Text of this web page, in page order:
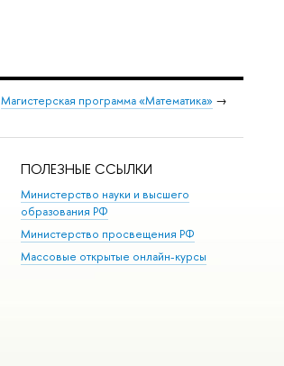
Магистерская программа «Математика» →
ПОЛЕЗНЫЕ ССЫЛКИ
Министерство науки и высшего
образования РФ
Министерство просвещения РФ
Массовые открытые онлайн-курсы